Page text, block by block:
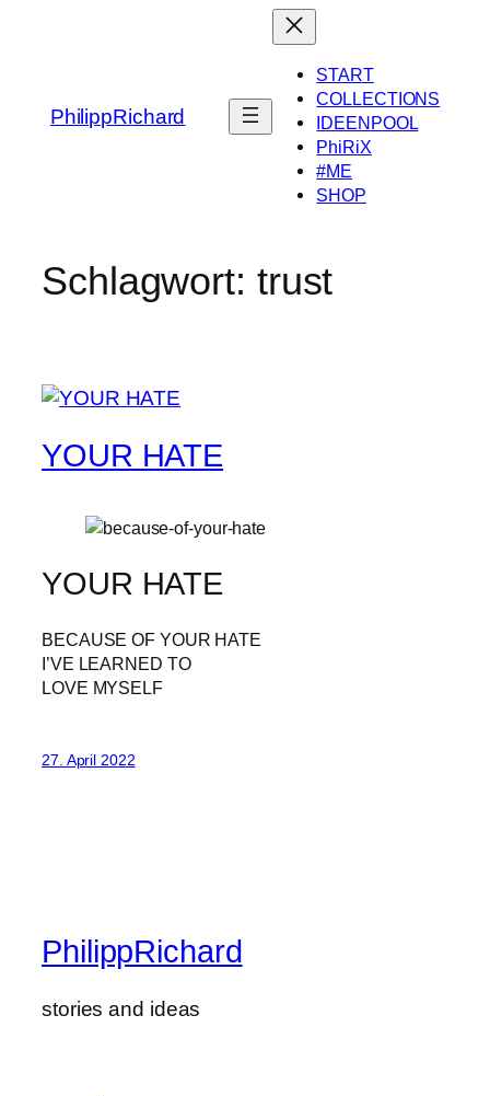
PhilippRichard
START
COLLECTIONS
IDEENPOOL
PhiRiX
#ME
SHOP
Schlagwort: trust
YOUR HATE
YOUR HATE
BECAUSE OF YOUR HATE
I’VE LEARNED TO
LOVE MYSELF
27. April 2022
PhilippRichard
stories and ideas